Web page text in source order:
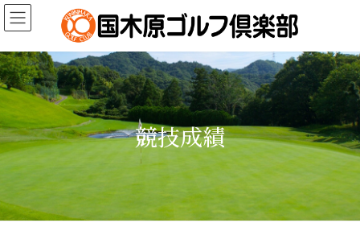
コ
ン
ン
ツ
へ
キ
ッ
プ
ナ
ビ
ー
シ
ョ
に
移
動
競技成績